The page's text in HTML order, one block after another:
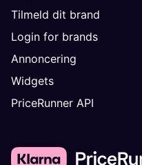
Tilmeld dit brand
Login for brands
Annoncering
Widgets
PriceRunner API